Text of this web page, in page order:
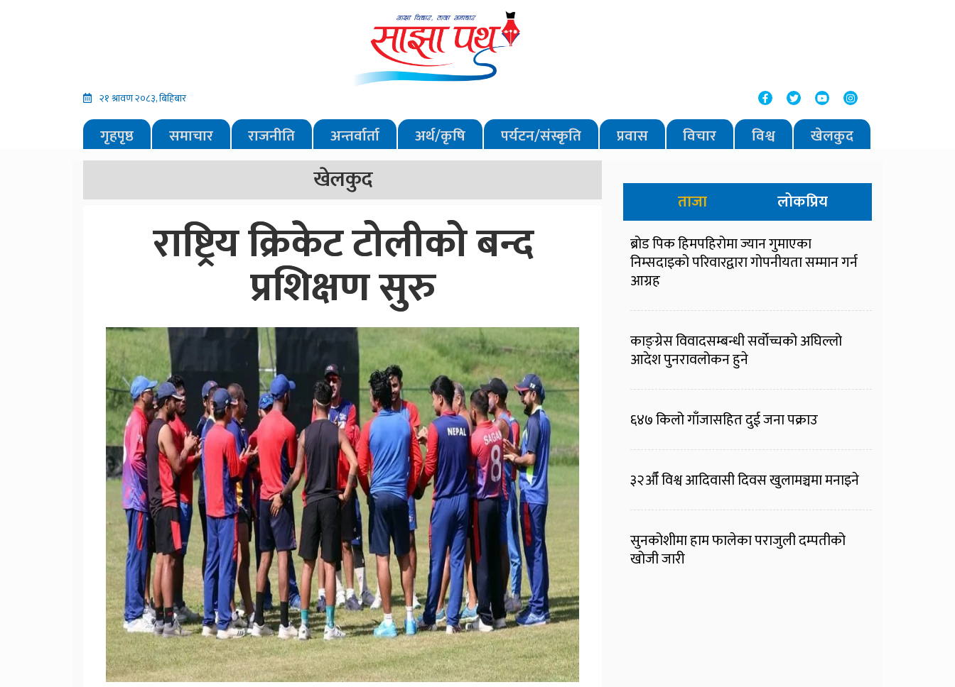
२१ श्रावण २०८३, बिहिबार
गृहपृष्ठ समाचार राजनीति अन्तर्वार्ता अर्थ/कृषि पर्यटन/संस्कृति प्रवास विचार विश्व खेलकुद
खेलकुद
राष्ट्रिय क्रिकेट टोलीको बन्द
प्रशिक्षण सुरु
ताजा लोकप्रिय
ब्रोड पिक हिमपहिरोमा ज्यान गुमाएका
निम्सदाइको परिवारद्वारा गोपनीयता सम्मान गर्न
आग्रह
काङ्ग्रेस विवादसम्बन्धी सर्वोच्चको अघिल्लो
आदेश पुनरावलोकन हुने
६४७ किलो गाँजासहित दुई जना पक्राउ
३२औँ विश्व आदिवासी दिवस खुलामञ्चमा मनाइने
सुनकोशीमा हाम फालेका पराजुली दम्पतीको
खोजी जारी